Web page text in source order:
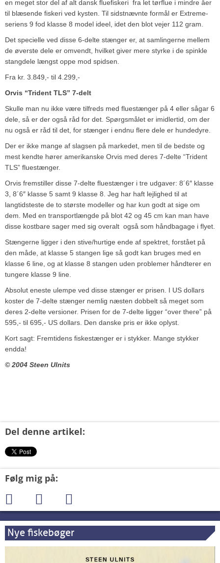
en meget stor del af alt dansk fluefiskeri ­ fra let tørflue i mindre åer
til blæsende fiskeri ved kysten. Til sidstnævnte formål er Extreme-
seriens 9 fod klasse 8 model ideel, idet den blot vejer 112 gram.
Det specielle ved disse 6-delte stænger er, at samlingerne mellem
de øverste dele er omvendt, hvilket giver mere styrke i de spinkle
stangdele længst oppe mod spidsen.
Fra kr. 3.849,- til 4.299,-
Orvis “Trident TLS” 7-delt
Skulle man nu ikke være tilfreds med fluestænger på 4 eller sågar 6
dele, så er der også råd for det. Spørgsmålet er imidlertid, om der
nu også er råd til det, for stænger i endnu flere dele er hundedyre.
Der er ikke mange af slagsen på markedet, men til de bedste og
mest kendte hører amerikanske Orvis med deres 7-delte “Trident
TLS” fluestænger.
Orvis fremstiller disse 7-delte fluestænger i tre udgaver: 8´6″ klasse
3, 8´6″ klasse 5 samt 9 klasse 8. Jeg har haft lejlighed til at
langtidsteste de to største modeller og har kun godt at sige om
dem. Med en transportlængde på blot 42 og 45 cm kan man have
disse kostbare sager med sig overalt ­ også som håndbagage i flyet.
Stængerne ligger i den stive/hurtige ende af spektret, forstået på
den måde, at klasse 5 stangen lige så godt kan bruges med en
klasse 6 line, og at klasse 8 stangen uden problemer håndterer en
tungere klasse 9 line.
Absolut eneste ulempe ved disse stænger er prisen. I US dollars
koster de 7-delte stænger nemlig næsten dobbelt så meget som
deres 2-delte versioner. Prisen for de 7-delte ligger “over there” på
595,- til 695,- US dollars. Den danske pris er ikke oplyst.
Kort sagt: Fremtidens fiskestænger er i stykker. Mange stykker
endda!
© 2004 Steen Ulnits
Del denne artikel:
Følg mig på:
Nye fiskebøger